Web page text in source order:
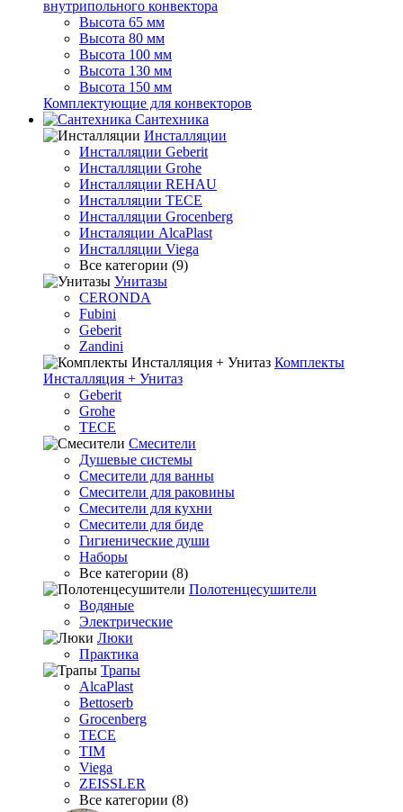
внутрипольного конвектора
Высота 65 мм
Высота 80 мм
Высота 100 мм
Высота 130 мм
Высота 150 мм
Комплектующие для конвекторов
Сантехника
Инсталляции
Инсталляции Geberit
Инсталляции Grohe
Инсталляции REHAU
Инсталляции TECE
Инсталляции Grocenberg
Инсталяции AlcaPlast
Инсталляции Viega
Все категории (9)
Унитазы
CERONDA
Fubini
Geberit
Zandini
Комплекты
Инсталляция + Унитаз
Geberit
Grohe
TECE
Смесители
Душевые системы
Смесители для ванны
Смесители для раковины
Смесители для кухни
Смесители для биде
Гигиенические души
Наборы
Все категории (8)
Полотенцесушители
Водяные
Электрические
Люки
Практика
Трапы
AlcaPlast
Bettoserb
Grocenberg
TECE
TIM
Viega
ZEISSLER
Все категории (8)